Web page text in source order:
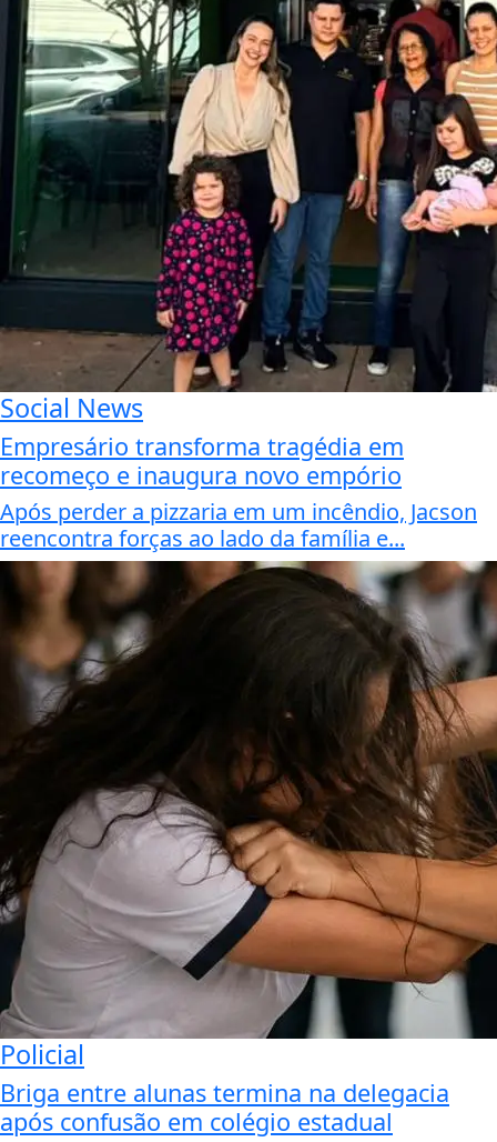
Social News
Empresário transforma tragédia em
recomeço e inaugura novo empório
Após perder a pizzaria em um incêndio, Jacson
reencontra forças ao lado da família e...
Policial
Briga entre alunas termina na delegacia
após confusão em colégio estadual